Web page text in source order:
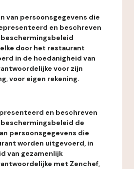
van persoonsgegevens die
en beschreven
door het restaurant
in de hoedanigheid van
voor zijn
voor eigen rekening.
en beschreven
de
persoonsgegevens die
worden uitgevoerd, in
van gezamenlijk
met Zenchef,